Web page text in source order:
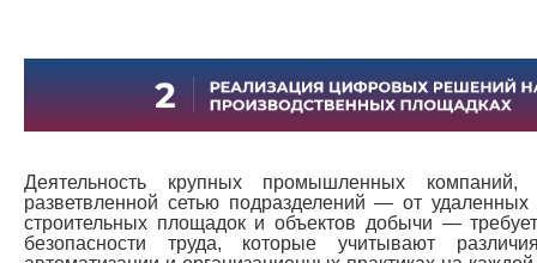
Деятельность крупных промышленных
разветвленной сетью подразделений — от
строительных площадок и объектов добычи —
безопасности труда, которые учитывают